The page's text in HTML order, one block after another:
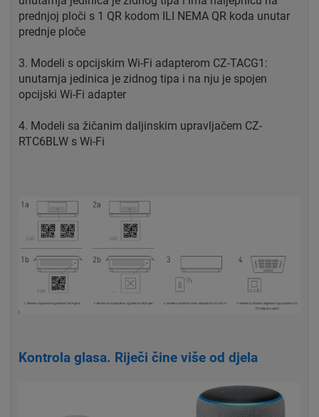
prednjoj ploči s 1 QR kodom ILI NEMA QR koda unutar
prednje ploče
3. Modeli s opcijskim Wi-Fi adapterom CZ-TACG1:
unutarnja jedinica je zidnog tipa i na nju je spojen
opcijski Wi-Fi adapter
4. Modeli sa žičanim daljinskim upravljačem CZ-
RTC6BLW s Wi-Fi
Kontrola glasa. Riječi čine više od djela